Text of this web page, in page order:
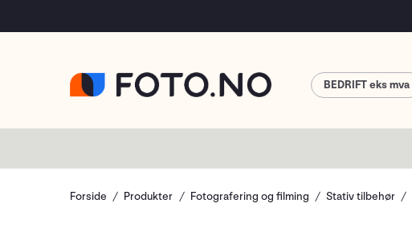
BEDRIFT
Forside Produkter Fotografering og filming Stativ tilbehør